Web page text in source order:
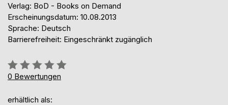
Verlag: BoD - Books on Demand
Erscheinungsdatum: 10.08.2013
Sprache: Deutsch
Barrierefreiheit: Eingeschränkt zugänglich
Bewertung::
0%
0 Bewertungen
erhältlich als: